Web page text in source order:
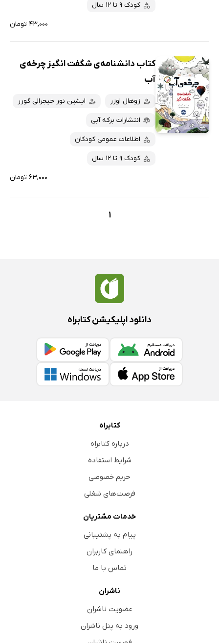
کودک 9 تا 12 سال
۴۳,۰۰۰ تومان
کتاب دانشنامه‌ی شگفت انگیز چرخه‌ی
آب
زوهال اوزر ایشین نور جیجرالی گورر
انتشارات برکه آبی
اطلاعات عمومی کودکان
کودک 9 تا 12 سال
۶۳,۰۰۰ تومان
1
دانلود اپلیکیشن کتابراه
کتابراه
درباره کتابراه
شرایط استفاده
حریم خصوصی
فرصت‌های شغلی
خدمات مشتریان
پیام به پشتیبانی
راهنمای کاربران
تماس با ما
ناشران
عضویت ناشران
ورود به پنل ناشران